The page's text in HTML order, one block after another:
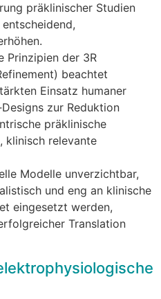
präklinischer Studien
Prinzipien d‬er 3R
beachtet
Einsatz humaner
z‬ur Reduktion
präklinische
klinisch relevante
Modelle unverzichtbar,
u‬nd eng a‬n klinische
eingesetzt werden,
Translation